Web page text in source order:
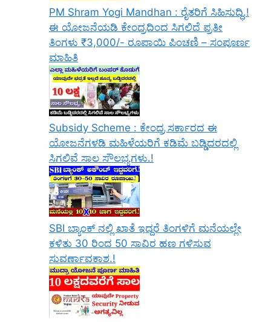
PM Shram Yogi Mandhan : ರೈತರಿಗೆ ಸಿಹಿಸುದ್ಧಿ.!
ಈ ಯೋಜನೆಯಡಿ ಕೇಂದ್ರದಿಂದ ಸಿಗಲಿದೆ ಪ್ರತೀ
ತಿಂಗಳು ₹3,000/- ರೂಪಾಯಿ ಪಿಂಚಣಿ – ಸಂಪೂರ್ಣ
ಮಾಹಿತಿ
Subsidy Scheme : ಕೇಂದ್ರ ಸರ್ಕಾರದ ಈ
ಯೋಜನೆಗಳಡಿ ಮಹಿಳೆಯರಿಗೆ ಕಡಿಮೆ ಬಡ್ಡಿದರದಲ್ಲಿ
ಸಿಗಲಿವೆ ಸಾಲ ಸೌಲಭ್ಯಗಳು.!
SBI ಬ್ಯಾಂಕ್ ನಲ್ಲಿ ಖಾತೆ ಇದ್ದರೆ ತಿಂಗಳಿಗೆ ಮನೆಯಲ್ಲೇ
ಕಳಿತು 30 ರಿಂದ 50 ಸಾವಿರ ಹಣ ಗಳಿಸುವ
ಸುವರ್ಣಾವಕಾಶ.!